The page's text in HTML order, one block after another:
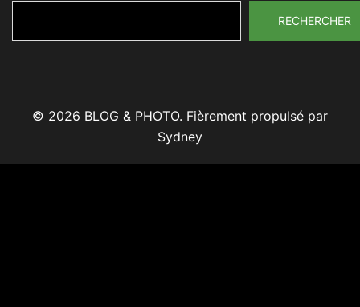
RECHERCHER
© 2026 BLOG & PHOTO. Fièrement propulsé par
Sydney